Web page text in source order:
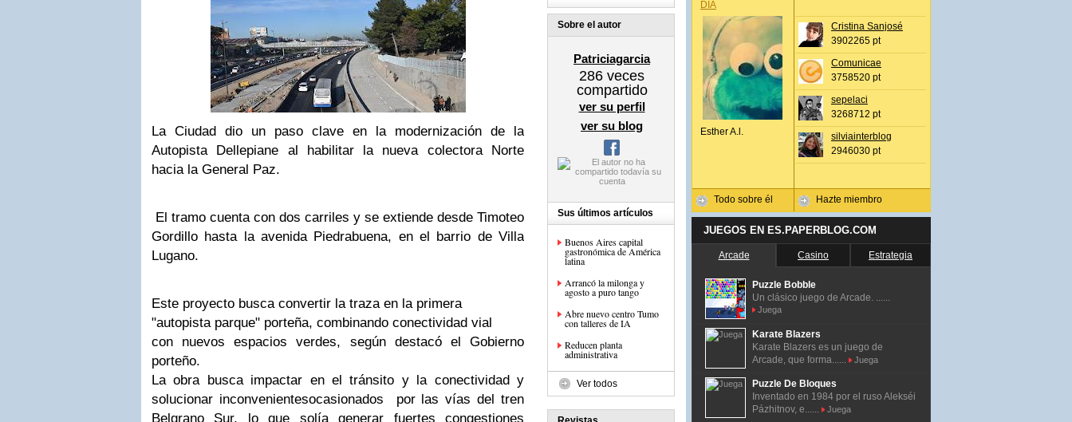
La Ciudad dio un paso clave en la modernización de la
Autopista Dellepiane al habilitar la nueva colectora Norte
hacia la General Paz.
El tramo cuenta con dos carriles y se extiende desde Timoteo
Gordillo hasta la avenida Piedrabuena, en el barrio de Villa
Lugano.
Este proyecto busca convertir la traza en la primera
"autopista parque" porteña, combinando conectividad vial
con nuevos espacios verdes, según destacó el Gobierno
porteño.
La obra busca impactar en el tránsito y la conectividad y
solucionar inconvenientesocasionados por las vías del tren
Belgrano Sur, lo que solía generar fuertes congestiones
Sobre el autor
Patriciagarcia
286 veces
compartido
ver su perfil
ver su blog
Sus últimos artículos
Buenos Aires capital
gastronómica de América
latina
Arrancó la milonga y
agosto a puro tango
Abre nuevo centro Tumo
con talleres de IA
Reducen planta
administrativa
Ver todos
DÍA
Esther A.l.
Todo sobre él
Cristina Sanjosé
3902265 pt
Comunicae
3758520 pt
sepelaci
3268712 pt
silviainterblog
2946030 pt
Hazte miembro
JUEGOS EN ES.PAPERBLOG.COM
Arcade Casino Estrategia
Puzzle Bobble
Un clásico juego de Arcade. ......
Juega
Karate Blazers
Karate Blazers es un juego de
Arcade, que forma......
Juega
Puzzle De Bloques
Inventado en 1984 por el ruso Alekséi
Pázhitnov, e......
Juega